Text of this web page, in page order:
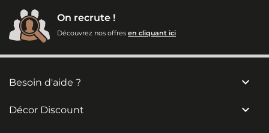
On recrute !
Découvrez nos offres en cliquant ici
Besoin d'aide ? 
Décor Discount 